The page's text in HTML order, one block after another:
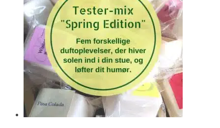
på
varesiden